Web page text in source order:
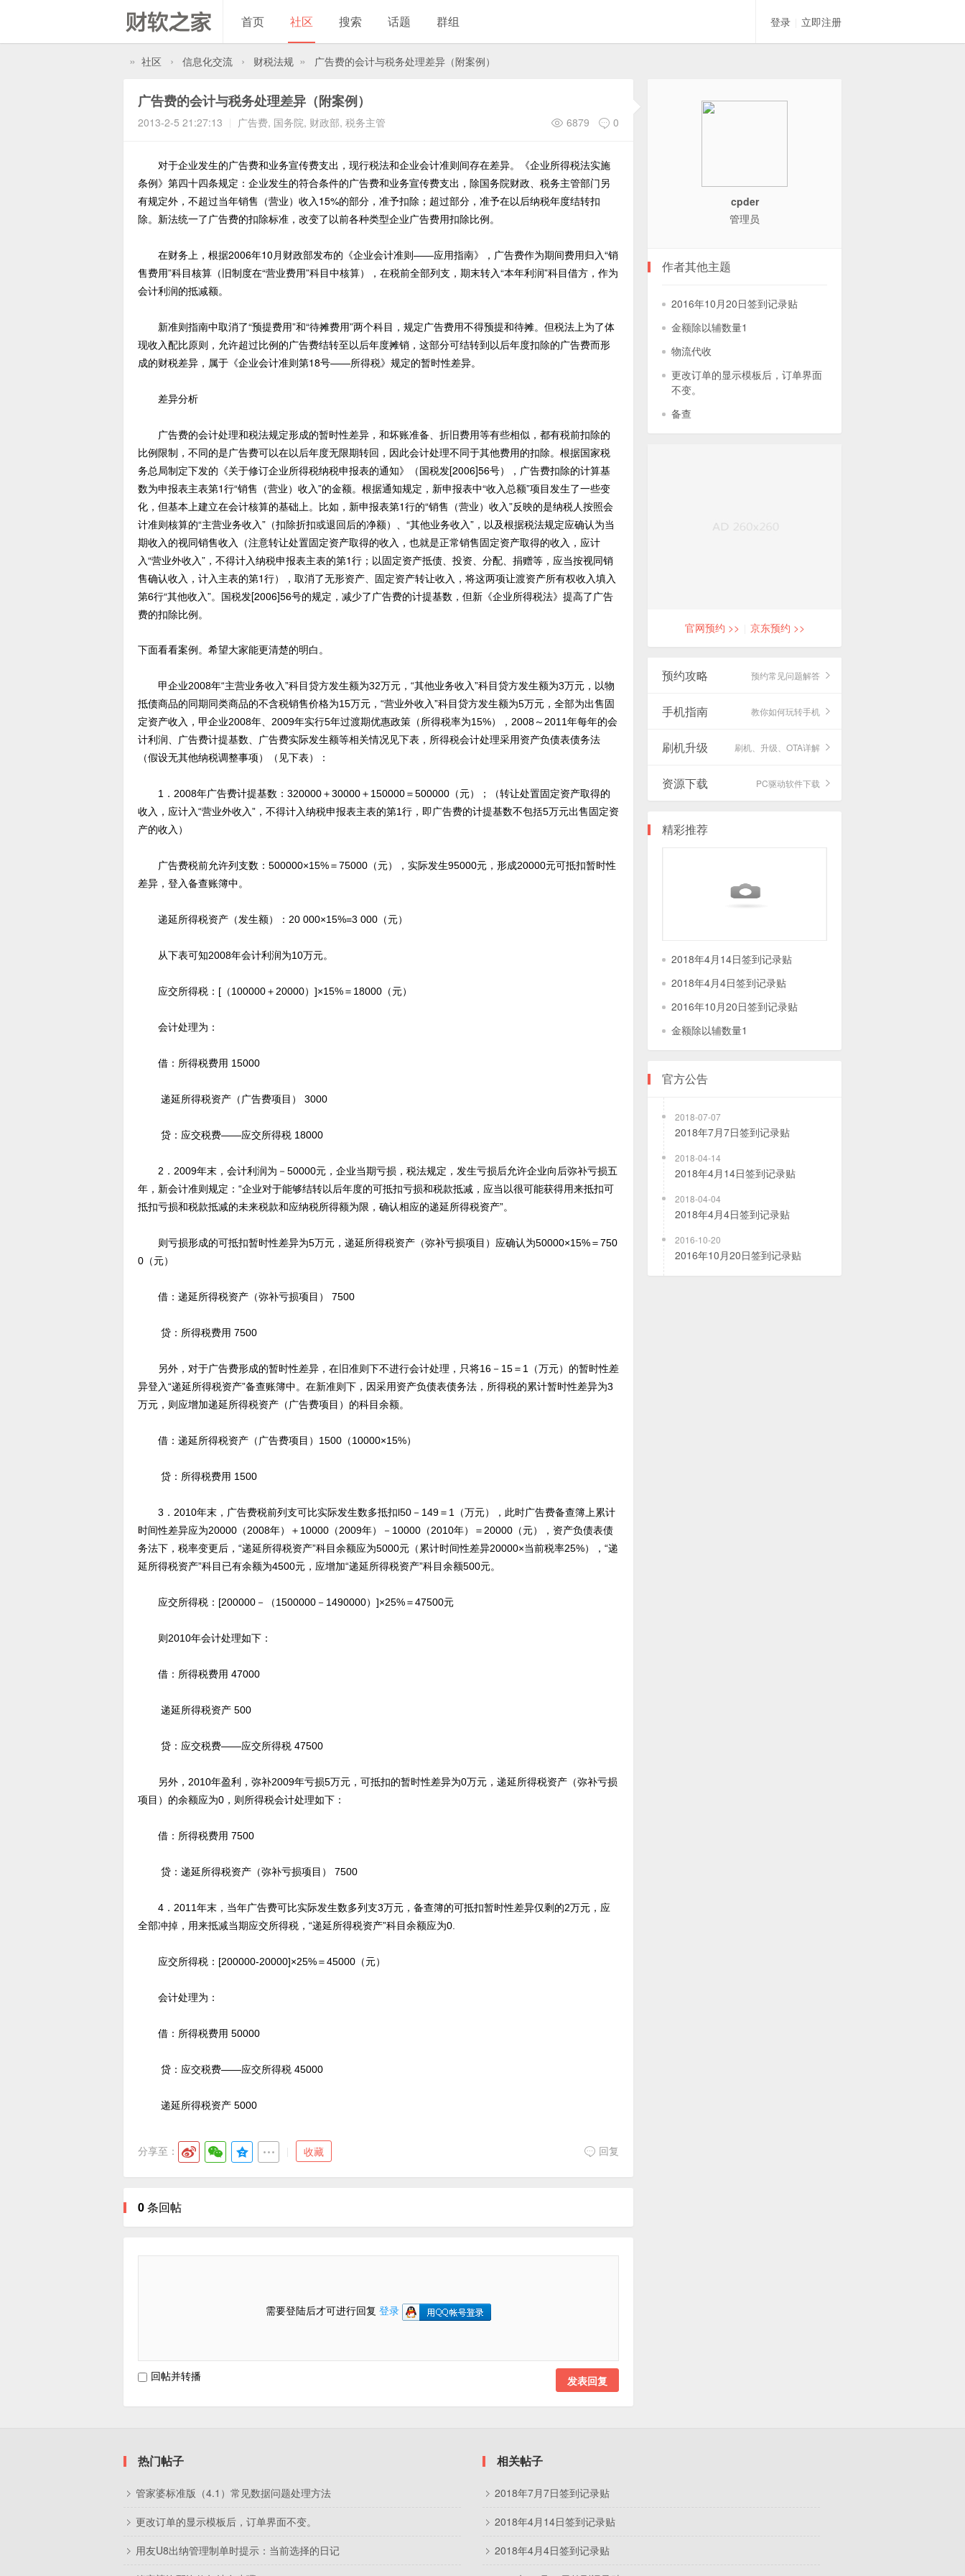
首页 社区 搜索 话题 群组 登录 立即注册
» 社区 › 信息化交流 › 财税法规 » 广告费的会计与税务处理差异（附案例）
广告费的会计与税务处理差异（附案例）
2013-2-5 21:27:13 广告费, 国务院, 财政部, 税务主管 6879 0
对于企业发生的广告费和业务宣传费支出，现行税法和企业会计准则间存在差异。《企业所得税法实施
条例》第四十四条规定：企业发生的符合条件的广告费和业务宣传费支出，除国务院财政、税务主管部门另
有规定外，不超过当年销售（营业）收入15%的部分，准予扣除；超过部分，准予在以后纳税年度结转扣
除。新法统一了广告费的扣除标准，改变了以前各种类型企业广告费用扣除比例。
在财务上，根据2006年10月财政部发布的《企业会计准则――应用指南》，广告费作为期间费用归入“销
售费用”科目核算（旧制度在“营业费用”科目中核算），在税前全部列支，期末转入“本年利润”科目借方，作为
会计利润的抵减额。
新准则指南中取消了“预提费用”和“待摊费用”两个科目，规定广告费用不得预提和待摊。但税法上为了体
现收入配比原则，允许超过比例的广告费结转至以后年度摊销，这部分可结转到以后年度扣除的广告费而形
成的财税差异，属于《企业会计准则第18号――所得税》规定的暂时性差异。
差异分析
广告费的会计处理和税法规定形成的暂时性差异，和坏账准备、折旧费用等有些相似，都有税前扣除的
比例限制，不同的是广告费可以在以后年度无限期转回，因此会计处理不同于其他费用的扣除。根据国家税
务总局制定下发的《关于修订企业所得税纳税申报表的通知》（国税发[2006]56号），广告费扣除的计算基
数为申报表主表第1行“销售（营业）收入”的金额。根据通知规定，新申报表中“收入总额”项目发生了一些变
化，但基本上建立在会计核算的基础上。比如，新申报表第1行的“销售（营业）收入”反映的是纳税人按照会
计准则核算的“主营业务收入”（扣除折扣或退回后的净额）、“其他业务收入”，以及根据税法规定应确认为当
期收入的视同销售收入（注意转让处置固定资产取得的收入，也就是正常销售固定资产取得的收入，应计
入“营业外收入”，不得计入纳税申报表主表的第1行；以固定资产抵债、投资、分配、捐赠等，应当按视同销
售确认收入，计入主表的第1行），取消了无形资产、固定资产转让收入，将这两项让渡资产所有权收入填入
第6行“其他收入”。国税发[2006]56号的规定，减少了广告费的计提基数，但新《企业所得税法》提高了广告
费的扣除比例。
下面看看案例。希望大家能更清楚的明白。
甲企业2008年“主营业务收入”科目贷方发生额为32万元，“其他业务收入”科目贷方发生额为3万元，以物
抵债商品的同期同类商品的不含税销售价格为15万元，“营业外收入”科目贷方发生额为5万元，全部为出售固
定资产收入，甲企业2008年、2009年实行5年过渡期优惠政策（所得税率为15%），2008～2011年每年的会
计利润、广告费计提基数、广告费实际发生额等相关情况见下表，所得税会计处理采用资产负债表债务法
（假设无其他纳税调整事项）（见下表）：
1．2008年广告费计提基数：320000＋30000＋150000＝500000（元）；（转让处置固定资产取得的
收入，应计入“营业外收入”，不得计入纳税申报表主表的第1行，即广告费的计提基数不包括5万元出售固定资
产的收入）
广告费税前允许列支数：500000×15%＝75000（元），实际发生95000元，形成20000元可抵扣暂时性
差异，登入备查账簿中。
递延所得税资产（发生额）：20 000×15%=3 000（元）
从下表可知2008年会计利润为10万元。
应交所得税：[（100000＋20000）]×15%＝18000（元）
会计处理为：
借：所得税费用 15000
递延所得税资产（广告费项目） 3000
贷：应交税费——应交所得税 18000
2．2009年末，会计利润为－50000元，企业当期亏损，税法规定，发生亏损后允许企业向后弥补亏损五
年，新会计准则规定：“企业对于能够结转以后年度的可抵扣亏损和税款抵减，应当以很可能获得用来抵扣可
抵扣亏损和税款抵减的未来税款和应纳税所得额为限，确认相应的递延所得税资产”。
则亏损形成的可抵扣暂时性差异为5万元，递延所得税资产（弥补亏损项目）应确认为50000×15%＝750
0（元）
借：递延所得税资产（弥补亏损项目） 7500
贷：所得税费用 7500
另外，对于广告费形成的暂时性差异，在旧准则下不进行会计处理，只将16－15＝1（万元）的暂时性差
异登入“递延所得税资产”备查账簿中。在新准则下，因采用资产负债表债务法，所得税的累计暂时性差异为3
万元，则应增加递延所得税资产（广告费项目）的科目余额。
借：递延所得税资产（广告费项目）1500（10000×15%）
贷：所得税费用 1500
3．2010年末，广告费税前列支可比实际发生数多抵扣l50－149＝1（万元），此时广告费备查簿上累计
时间性差异应为20000（2008年）＋10000（2009年）－10000（2010年）＝20000（元），资产负债表债
务法下，税率变更后，“递延所得税资产”科目余额应为5000元（累计时间性差异20000×当前税率25%），“递
延所得税资产”科目已有余额为4500元，应增加“递延所得税资产”科目余额500元。
应交所得税：[200000－（1500000－1490000）]×25%＝47500元
则2010年会计处理如下：
借：所得税费用 47000
递延所得税资产 500
贷：应交税费——应交所得税 47500
另外，2010年盈利，弥补2009年亏损5万元，可抵扣的暂时性差异为0万元，递延所得税资产（弥补亏损
项目）的余额应为0，则所得税会计处理如下：
借：所得税费用 7500
贷：递延所得税资产（弥补亏损项目） 7500
4．2011年末，当年广告费可比实际发生数多列支3万元，备查簿的可抵扣暂时性差异仅剩的2万元，应
全部冲掉，用来抵减当期应交所得税，“递延所得税资产”科目余额应为0.
应交所得税：[200000-20000]×25%＝45000（元）
会计处理为：
借：所得税费用 50000
贷：应交税费——应交所得税 45000
递延所得税资产 5000
回复
分享至： 收藏
0条回帖
需要登陆后才可进行回复 登录
发表回复
回帖并转播
cpder
管理员
作者其他主题
2016年10月20日签到记录贴
金额除以辅数量1
物流代收
更改订单的显示模板后，订单界面
不变。
备查
官网预约 >> 京东预约 >>
预约常见问题解答
预约攻略
教你如何玩转手机
手机指南
刷机、升级、OTA详解
刷机升级
PC驱动软件下载
资源下载
精彩推荐
2018年4月14日签到记录贴
2018年4月4日签到记录贴
2016年10月20日签到记录贴
金额除以辅数量1
官方公告
2018-07-07
2018年7月7日签到记录贴
2018-04-14
2018年4月14日签到记录贴
2018-04-04
2018年4月4日签到记录贴
2016-10-20
2016年10月20日签到记录贴
热门帖子
管家婆标准版（4.1）常见数据问题处理方法
更改订单的显示模板后，订单界面不变。
用友U8出纳管理制单时提示：当前选择的日记
相关帖子
2018年7月7日签到记录贴
2018年4月14日签到记录贴
2018年4月4日签到记录贴